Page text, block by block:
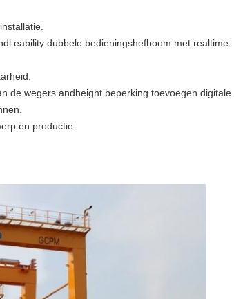
eability dubbele bedieningshefboom met realtime
de wegers andheight beperking toevoegen digitale.
en productie